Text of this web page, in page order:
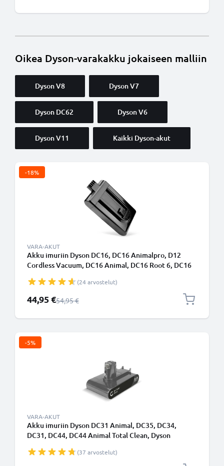
Oikea Dyson-varakakku jokaiseen malliin
Dyson V8 Dyson V7
Dyson DC62 Dyson V6
Dyson V11 Kaikki Dyson-akut
-18%
VARA-AKUT
Akku imuriin Dyson DC16, DC16 Animalpro, D12
Cordless Vacuum, DC16 Animal, DC16 Root 6, DC16
tuotemerkiltä CELLONIC
(24 arvostelut)
Erikoishinta
44,95 €Normaali hinta
54,95 €
-5%
VARA-AKUT
Akku imuriin Dyson DC31 Animal, DC35, DC34,
DC31, DC44, DC44 Animal Total Clean, Dyson
tuotemerkiltä CELLONIC - Napsautettava akku
(37 arvostelut)